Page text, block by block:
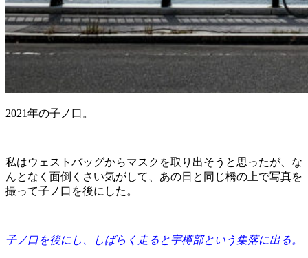
2021年の子ノ口。
私はウェストバッグからマスクを取り出そうと思ったが、な
んとなく面倒くさい気がして、あの日と同じ橋の上で写真を
撮って子ノ口を後にした。
子ノ口を後にし、しばらく走ると宇樽部という集落に出る。